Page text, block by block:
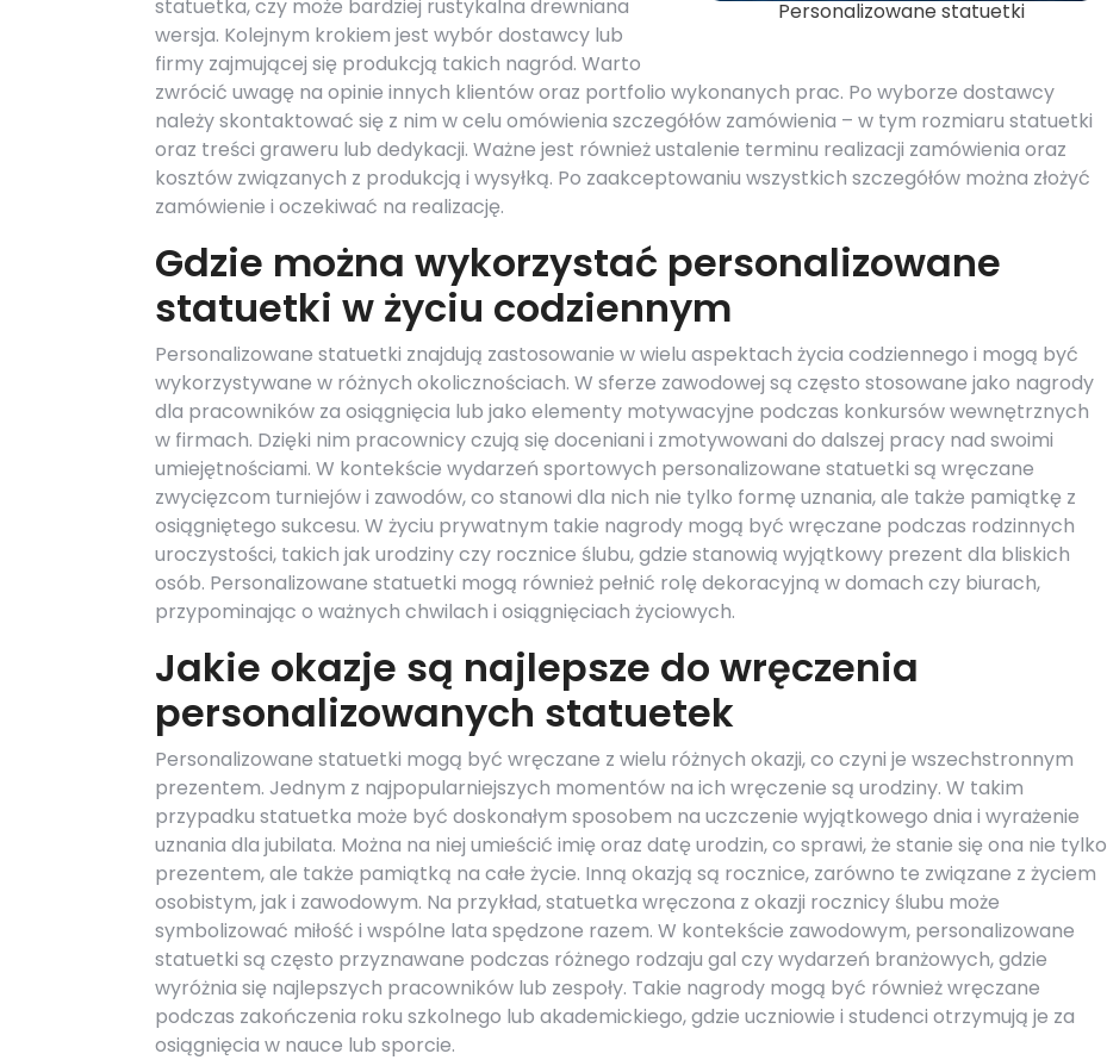
Personalizowane statuetki
statuetka, czy może bardziej rustykalna drewniana
wersja. Kolejnym krokiem jest wybór dostawcy lub
firmy zajmującej się produkcją takich nagród. Warto
zwrócić uwagę na opinie innych klientów oraz portfolio wykonanych prac. Po wyborze dostawcy
należy skontaktować się z nim w celu omówienia szczegółów zamówienia – w tym rozmiaru statuetki
oraz treści graweru lub dedykacji. Ważne jest również ustalenie terminu realizacji zamówienia oraz
kosztów związanych z produkcją i wysyłką. Po zaakceptowaniu wszystkich szczegółów można złożyć
zamówienie i oczekiwać na realizację.
Gdzie można wykorzystać personalizowane
statuetki w życiu codziennym
Personalizowane statuetki znajdują zastosowanie w wielu aspektach życia codziennego i mogą być
wykorzystywane w różnych okolicznościach. W sferze zawodowej są często stosowane jako nagrody
dla pracowników za osiągnięcia lub jako elementy motywacyjne podczas konkursów wewnętrznych
w firmach. Dzięki nim pracownicy czują się doceniani i zmotywowani do dalszej pracy nad swoimi
umiejętnościami. W kontekście wydarzeń sportowych personalizowane statuetki są wręczane
zwycięzcom turniejów i zawodów, co stanowi dla nich nie tylko formę uznania, ale także pamiątkę z
osiągniętego sukcesu. W życiu prywatnym takie nagrody mogą być wręczane podczas rodzinnych
uroczystości, takich jak urodziny czy rocznice ślubu, gdzie stanowią wyjątkowy prezent dla bliskich
osób. Personalizowane statuetki mogą również pełnić rolę dekoracyjną w domach czy biurach,
przypominając o ważnych chwilach i osiągnięciach życiowych.
Jakie okazje są najlepsze do wręczenia
personalizowanych statuetek
Personalizowane statuetki mogą być wręczane z wielu różnych okazji, co czyni je wszechstronnym
prezentem. Jednym z najpopularniejszych momentów na ich wręczenie są urodziny. W takim
przypadku statuetka może być doskonałym sposobem na uczczenie wyjątkowego dnia i wyrażenie
uznania dla jubilata. Można na niej umieścić imię oraz datę urodzin, co sprawi, że stanie się ona nie tylko
prezentem, ale także pamiątką na całe życie. Inną okazją są rocznice, zarówno te związane z życiem
osobistym, jak i zawodowym. Na przykład, statuetka wręczona z okazji rocznicy ślubu może
symbolizować miłość i wspólne lata spędzone razem. W kontekście zawodowym, personalizowane
statuetki są często przyznawane podczas różnego rodzaju gal czy wydarzeń branżowych, gdzie
wyróżnia się najlepszych pracowników lub zespoły. Takie nagrody mogą być również wręczane
podczas zakończenia roku szkolnego lub akademickiego, gdzie uczniowie i studenci otrzymują je za
osiągnięcia w nauce lub sporcie.